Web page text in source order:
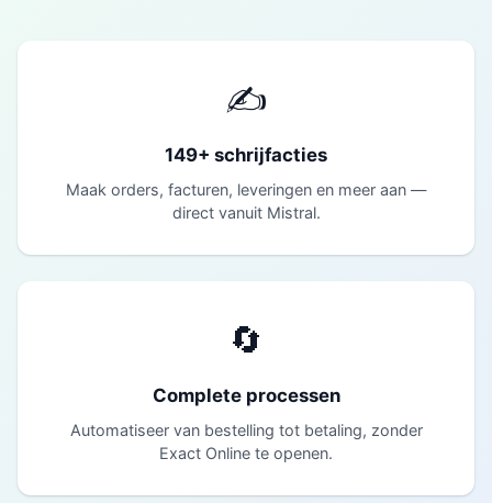
✍
149+ schrijfacties
Maak orders, facturen, leveringen en meer aan —
direct vanuit Mistral.
🔄
Complete processen
Automatiseer van bestelling tot betaling, zonder
Exact Online te openen.